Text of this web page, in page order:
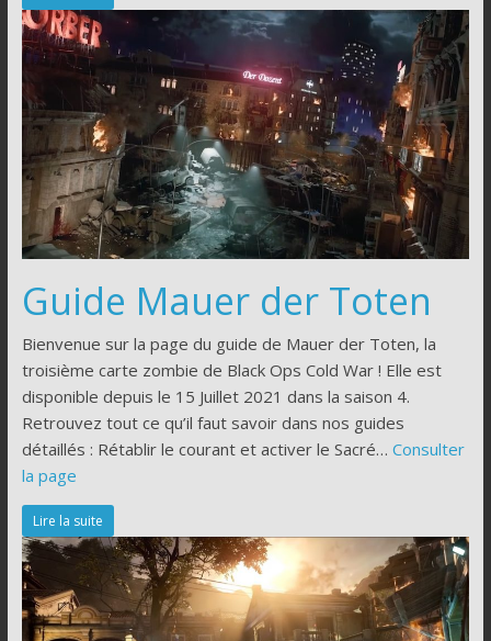
Guide Mauer der Toten
Bienvenue sur la page du guide de Mauer der Toten, la
troisième carte zombie de Black Ops Cold War ! Elle est
disponible depuis le 15 Juillet 2021 dans la saison 4.
Retrouvez tout ce qu’il faut savoir dans nos guides
détaillés : Rétablir le courant et activer le Sacré… Consulter
la page
Lire la suite